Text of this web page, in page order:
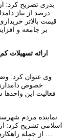
درصد از نیاز
قیمت بالاتر
بر جامعه و
ارائه تسهیلات
وی عنوان کرد:
خصوص
فعالیت این واحدها
نماینده مردم
اسلامی تشریح کرد:
… از جمله